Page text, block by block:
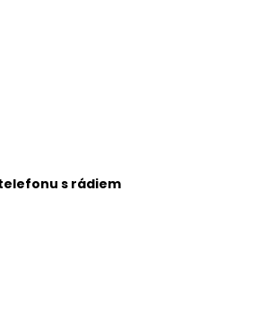
telefonu s rádiem